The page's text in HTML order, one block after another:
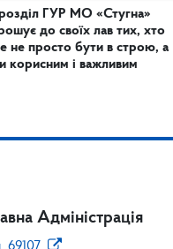
ГУР МО «Стугна»
до своїх лав тих, хто
не просто бути в строю, а
корисним і важливим
Адміністрація